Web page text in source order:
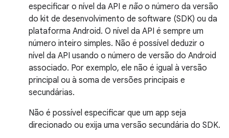
especificar o nível da API e não o número da versão
do kit de desenvolvimento de software (SDK) ou da
plataforma Android. O nível da API é sempre um
número inteiro simples. Não é possível deduzir o
nível da API usando o número de versão do Android
associado. Por exemplo, ele não é igual à versão
principal ou à soma de versões principais e
secundárias.
Não é possível especificar que um app seja
direcionado ou exija uma versão secundária do SDK.